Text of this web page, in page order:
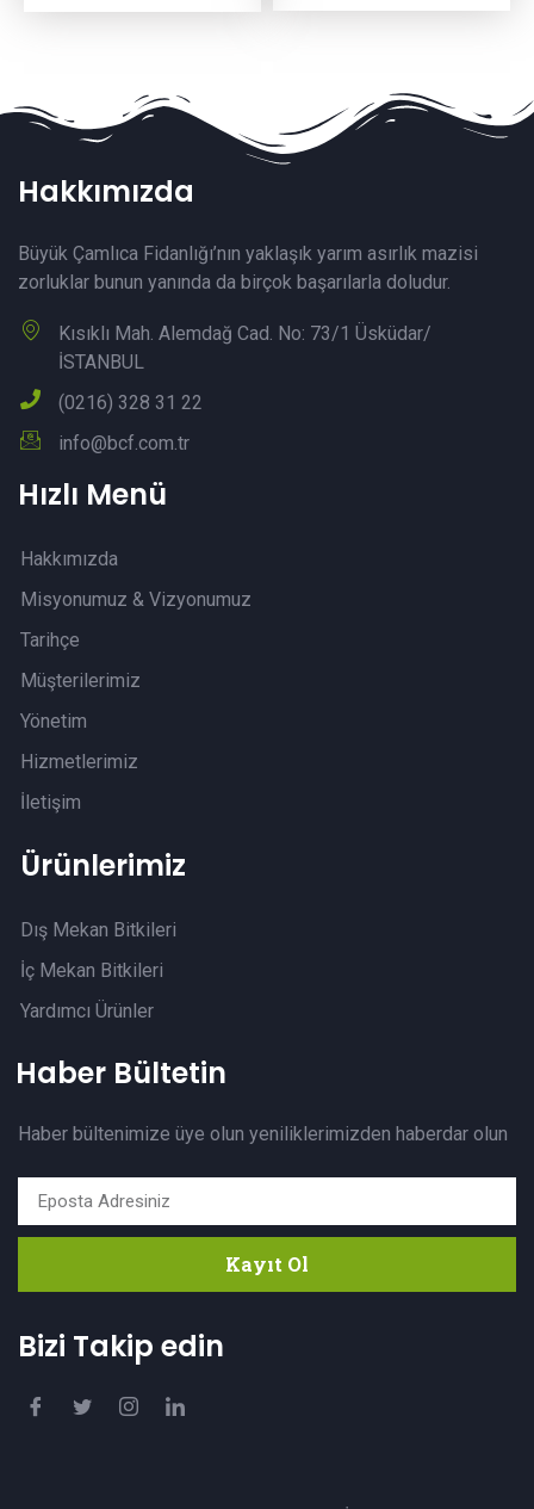
Hakkımızda
Büyük Çamlıca Fidanlığı’nın yaklaşık yarım asırlık mazisi
zorluklar bunun yanında da birçok başarılarla doludur.
Kısıklı Mah. Alemdağ Cad. No: 73/1 Üsküdar/
İSTANBUL
(0216) 328 31 22
info@bcf.com.tr
Hızlı Menü
Hakkımızda
Misyonumuz & Vizyonumuz
Tarihçe
Müşterilerimiz
Yönetim
Hizmetlerimiz
İletişim
Ürünlerimiz
Dış Mekan Bitkileri
İç Mekan Bitkileri
Yardımcı Ürünler
Haber Bültetin
Haber bültenimize üye olun yeniliklerimizden haberdar olun
Kayıt Ol
Bizi Takip edin